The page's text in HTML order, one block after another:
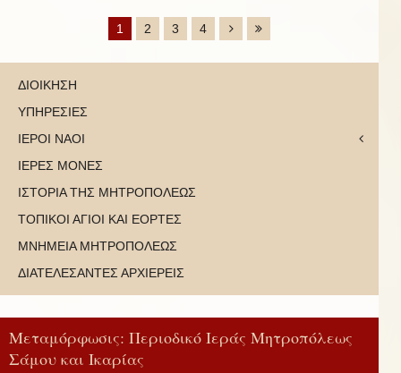
1 2 3 4
ΔΙΟΙΚΗΣΗ
ΥΠΗΡΕΣΙΕΣ
ΙΕΡΟΙ ΝΑΟΙ
ΙΕΡΕΣ ΜΟΝΕΣ
ΙΣΤΟΡΙΑ ΤΗΣ ΜΗΤΡΟΠΟΛΕΩΣ
ΤΟΠΙΚΟΙ ΑΓΙΟΙ ΚΑΙ ΕΟΡΤΕΣ
ΜΝΗΜΕΙΑ ΜΗΤΡΟΠΟΛΕΩΣ
ΔΙΑΤΕΛΕΣΑΝΤΕΣ ΑΡΧΙΕΡΕΙΣ
Μεταμόρφωσις: Περιοδικό Ιεράς Μητροπόλεως
Σάμου και Ικαρίας